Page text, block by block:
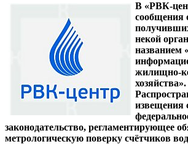
В «РВК-
сообщения
некой
названием
жилищно-
хозяйства».
извещения
законодательство, регламентирующее
метрологическую поверку счётчиков